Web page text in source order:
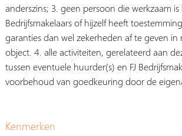
anderszins; 3. geen persoon die werkzaam is
Bedrijfsmakelaars of hijzelf heeft
garanties dan wel zekerheden af te geven
object. 4. alle activiteiten, gerelateerd aan
tussen eventuele huurder(s) en FJ
voorbehoud van goedkeuring door de
Kenmerken